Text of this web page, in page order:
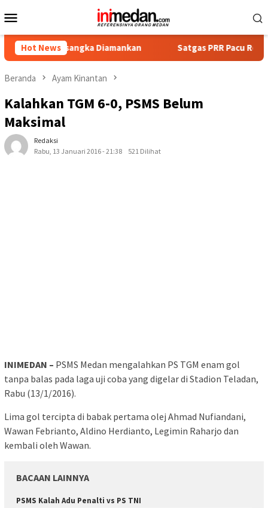
ke
Mobile
Hot NewsDiamankan Satgas PRR Pacu Realisasi
Beranda Ayam Kinantan
Kalahkan TGM 6-0, PSMS Belum
Maksimal
Redaksi
Rabu, 13 Januari 2016 - 21:38
521 Dilihat
INIMEDAN – PSMS Medan mengalahkan PS TGM enam gol
tanpa balas pada laga uji coba yang digelar di Stadion Teladan,
Rabu (13/1/2016).
Lima gol tercipta di babak pertama olej Ahmad Nufiandani,
Wawan Febrianto, Aldino Herdianto, Legimin Raharjo dan
kembali oleh Wawan.
BACAAN LAINNYA
PSMS Kalah Adu Penalti vs PS TNI